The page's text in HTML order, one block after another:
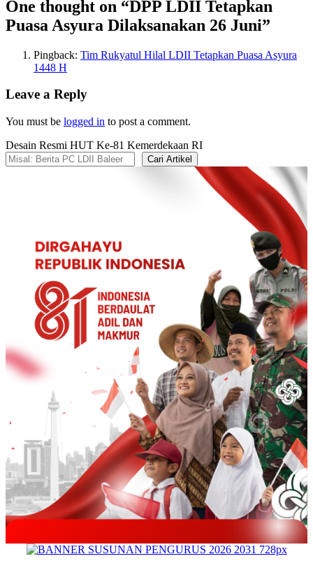
One thought on “DPP LDII Tetapkan
Puasa Asyura Dilaksanakan 26 Juni”
Pingback: Tim Rukyatul Hilal LDII Tetapkan Puasa Asyura
1448 H
Leave a Reply
You must be logged in to post a comment.
Desain Resmi HUT Ke-81 Kemerdekaan RI
Cari Artikel